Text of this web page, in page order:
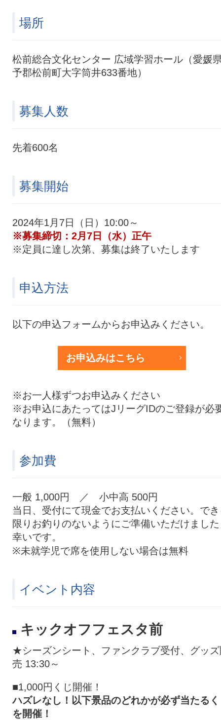
場所
松前総合文化センター 広域学習ホール（愛媛
予郡松前町大字筒井633番地）
募集人数
先着600名
募集開始
2024年1月7日（日）10:00～
※募集締切：2月7日（水）正午
※定員に達し次第、募集は終了いたします
申込方法
以下の申込フォームからお申込みください。
お申込みはこちら
※お一人様ずつお申込みください
※お申込にあたってはJリーグIDのご登録が必
なります。（無料）
参加費
一般 1,000円 ／ 小中高 500円
当日、受付にて現金でお支払いください。で
限りお釣りのないようにご準備いただけまし
幸いです。
※未就学児で席を使用しない場合は無料
イベント内容
キックオフフェスタ前
★シーズンシート、ファンクラブ受付、グッ
売 13:30～
■1,000円くじ開催！
ハズレなし！以下景品のどれかが必ず当たる
を開催！